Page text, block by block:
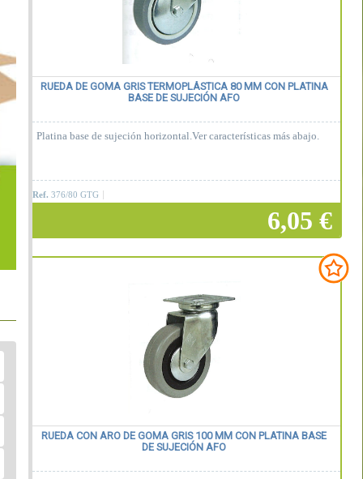
RUEDA DE GOMA GRIS TERMOPLÁSTICA 80 MM CON PLATINA
BASE DE SUJECIÓN AFO
Platina base de sujeción horizontal.Ver características más abajo.
Ref. 376/80 GTG
6,05 €
RUEDA CON ARO DE GOMA GRIS 100 MM CON PLATINA BASE
DE SUJECIÓN AFO